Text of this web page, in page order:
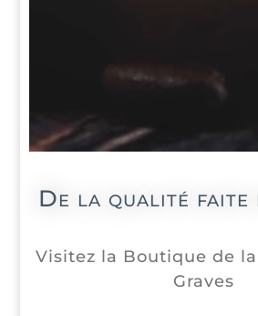
De la qualité faite
Visitez la Boutique de
Graves